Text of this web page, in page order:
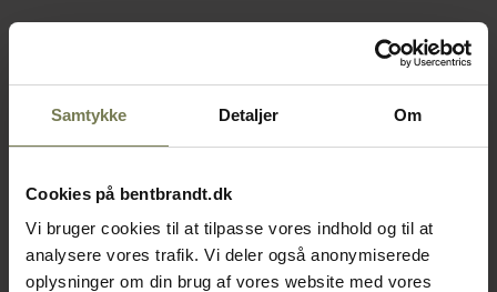
Samtykke Detaljer Om
Cookies på bentbrandt.dk
Vi bruger cookies til at tilpasse vores indhold og til at
analysere vores trafik. Vi deler også anonymiserede
oplysninger om din brug af vores website med vores